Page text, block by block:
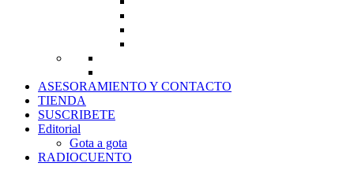
ASESORAMIENTO Y CONTACTO
TIENDA
SUSCRIBETE
Editorial
Gota a gota
RADIOCUENTO